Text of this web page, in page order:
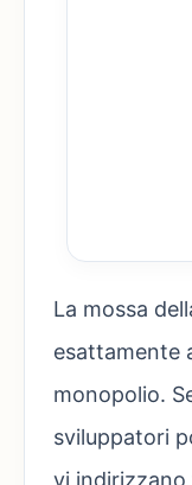
La mossa
esattamente
monopolio.
sviluppatori
vi indirizzano